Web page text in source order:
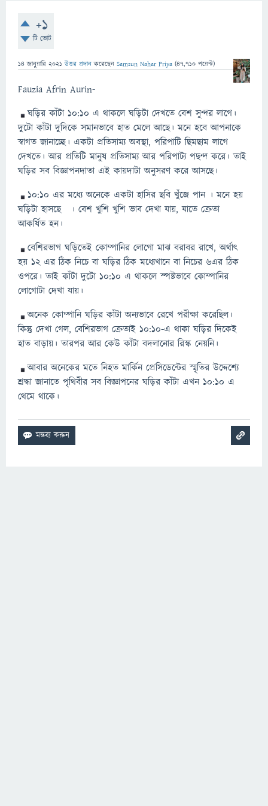
+1
টি ভোট
14 জানুয়ারি 2021 উত্তর প্রদান করেছেন Samsun Nahar Priya (47,710 পয়েন্ট)
Fauzia Afrin Aurin-
ঘড়ির কাঁটা ১০:১০ এ থাকলে ঘড়িটা দেখতে বেশ সুন্দর লাগে।
দুটো কাঁটা দুদিকে সমানভাবে হাত মেলে আছে। মনে হবে আপনাকে
স্বাগত জানাচ্ছে। একটা প্রতিসাম্য অবস্থা, পরিপাটি ছিমছাম লাগে
দেখতে। আর প্রতিটি মানুষ প্রতিসাম্য আর পরিপাট্য পছন্দ করে। তাই
ঘড়ির সব বিজ্ঞাপনদাতা এই কায়দাটা অনুসরণ করে আসছে।
১০:১০ এর মধ্যে অনেকে একটা হাসির ছবি খুঁজে পান । মনে হয়
ঘড়িটা হাসছে
। বেশ খুশি খুশি ভাব দেখা যায়, যাতে ক্রেতা
আকর্ষিত হন।
বেশিরভাগ ঘড়িতেই কোম্পানির লোগো মাঝ বরাবর রাখে, অর্থাৎ
হয় ১২ এর ঠিক নিচে বা ঘড়ির ঠিক মধ্যেখানে বা নিচের ৬এর ঠিক
ওপরে। তাই কাঁটা দুটো ১০:১০ এ থাকলে স্পষ্টভাবে কোম্পানির
লোগোটা দেখা যায়।
অনেক কোম্পানি ঘড়ির কাঁটা অন্যভাবে রেখে পরীক্ষা করেছিল।
কিন্তু দেখা গেল, বেশিরভাগ ক্রেতাই ১০:১০-এ থাকা ঘড়ির দিকেই
হাত বাড়ায়। তারপর আর কেউ কাঁটা বদলানোর রিস্ক নেয়নি।
আবার অনেকের মতে নিহত মার্কিন প্রেসিডেন্টের স্মৃতির উদ্দেশ্যে
শ্রদ্ধা জানাতে পৃথিবীর সব বিজ্ঞাপনের ঘড়ির কাঁটা এখন ১০:১০ এ
থেমে থাকে।